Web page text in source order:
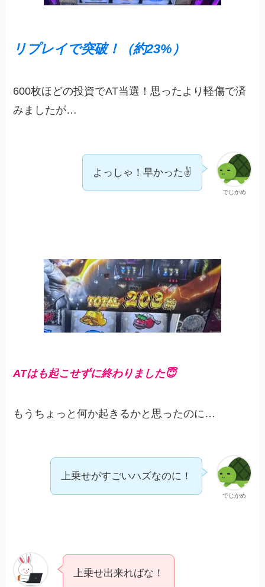
リプレイで突破！（約23%）
600枚ほどの投資でAT当選！思ったより軽傷で済
みましたが…
でじかめ
よっしゃ！早かった✌️
ATはも起こせずに終わりました😇
もうちょっと何か起きるかと思ったのに…
でじかめ
上乗せがすごいハズなのに！
上乗せ出来ればな！